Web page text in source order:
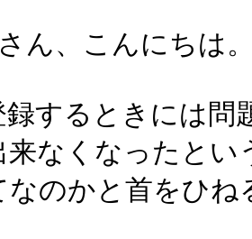
ん、こんにちは
録するときには問
来なくなったとい
なのかと首をひね